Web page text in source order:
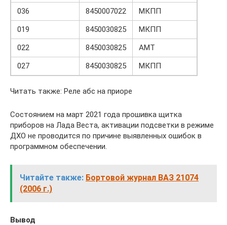
036
8450007022
МКПП
019
8450030825
МКПП
022
8450030825
АМТ
027
8450030825 МКПП
Читать также: Реле абс на приоре
Состоянием на март 2021 года прошивка щитка
приборов на Лада Веста, активации подсветки в режиме
ДХО не проводится по причине выявленных ошибок в
программном обеспечении.
Читайте также: Бортовой журнал ВАЗ 21074
(2006 г.)
Вывод